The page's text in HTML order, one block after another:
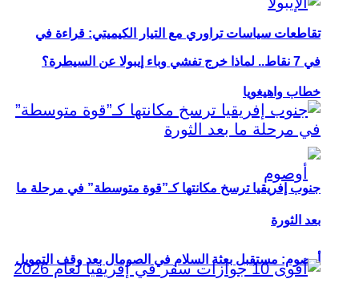
تقاطعات سياسات تراوري مع التيار الكيميتي: قراءة في
خطاب واهيغويا
أوصوم: مستقبل بعثة السلام في الصومال بعد وقف التمويل
في 7 نقاط.. لماذا خرج تفشي وباء إيبولا عن السيطرة؟
جنوب إفريقيا ترسخ مكانتها كـ”قوة متوسطة” في مرحلة ما
بعد الثورة